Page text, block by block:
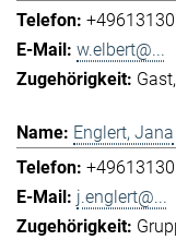
w.elbert@...
Gast
Englert, Jana
j.englert@...